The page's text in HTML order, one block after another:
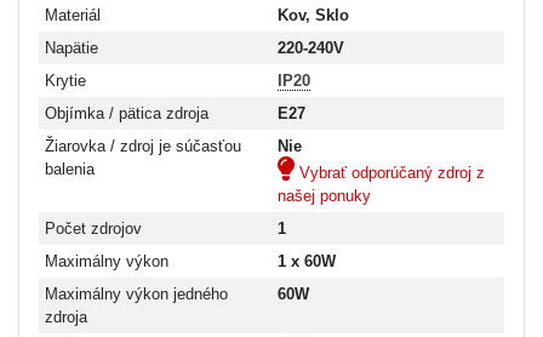
Materiál
Kov, Sklo
Napätie
220-240V
Krytie
IP20
Objímka / pätica zdroja
E27
Žiarovka / zdroj je súčasťou
balenia
Nie
Vybrať odporúčaný zdroj z
našej ponuky
Počet zdrojov
1
Maximálny výkon
1 x 60W
Maximálny výkon jedného
zdroja
60W